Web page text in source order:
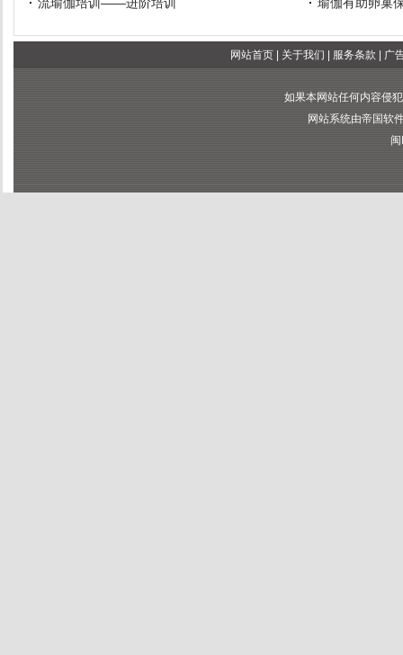
网站首页| 关于我们 服务条款 广
如果本网站任何内容侵
网站系统由帝国软